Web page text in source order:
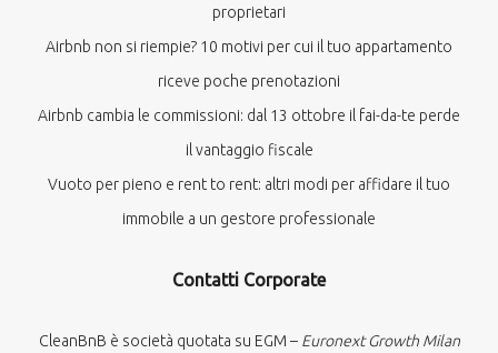
proprietari
Airbnb non si riempie? 10 motivi per cui il tuo appartamento
riceve poche prenotazioni
Airbnb cambia le commissioni: dal 13 ottobre il fai-da-te perde
il vantaggio fiscale
Vuoto per pieno e rent to rent: altri modi per affidare il tuo
immobile a un gestore professionale
Contatti Corporate
CleanBnB è società quotata su EGM – Euronext Growth Milan